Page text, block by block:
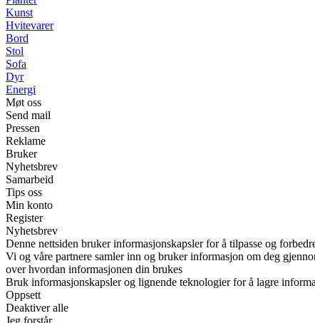
Kunst
Hvitevarer
Bord
Stol
Sofa
Dyr
Energi
Møt oss
Send mail
Pressen
Reklame
Bruker
Nyhetsbrev
Samarbeid
Tips oss
Min konto
Register
Nyhetsbrev
Denne nettsiden bruker informasjonskapsler for å tilpasse og
Vi og våre partnere samler inn og bruker informasjon om deg
over hvordan informasjonen din brukes
Bruk informasjonskapsler og lignende teknologier for å lagre
Oppsett
Deaktiver alle